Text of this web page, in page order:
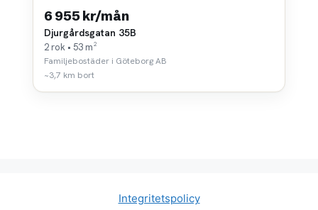
6 955 kr/mån
Djurgårdsgatan 35B
2 rok • 53 m²
Familjebostäder i Göteborg AB
~3,7 km bort
Integritetspolicy